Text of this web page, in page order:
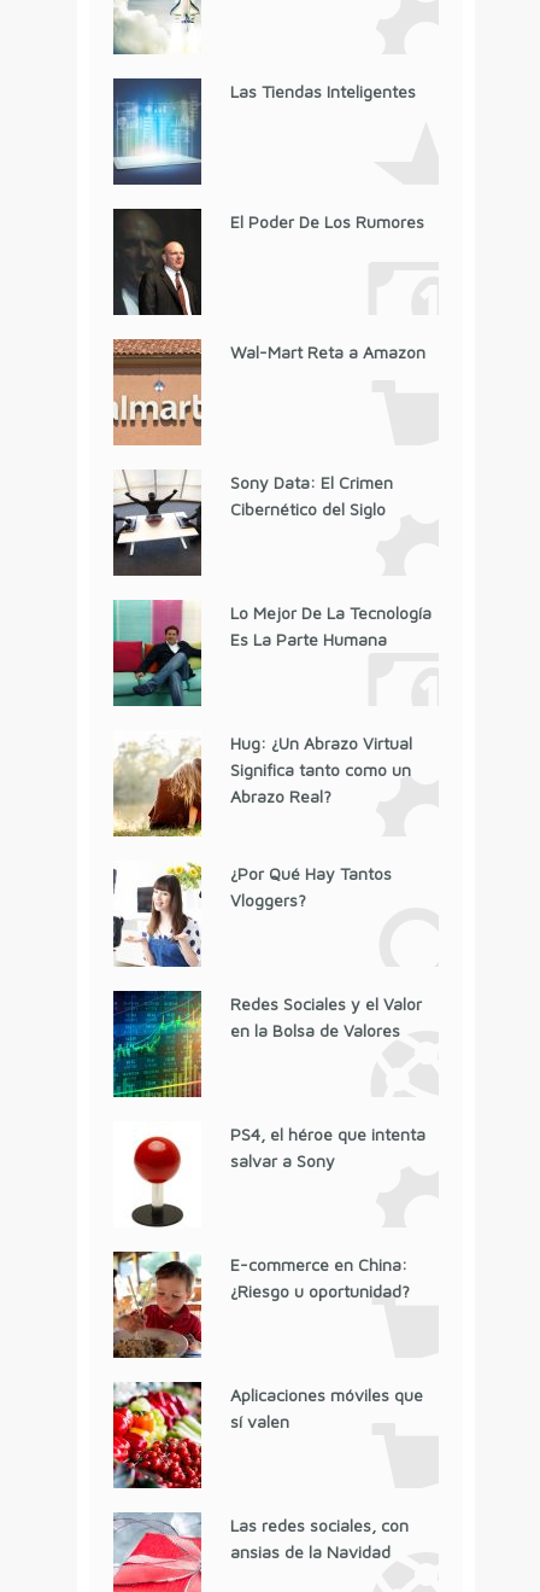
Las Tiendas Inteligentes
El Poder De Los Rumores
Wal-Mart Reta a Amazon
Sony Data: El Crimen
Cibernético del Siglo
Lo Mejor De La Tecnología
Es La Parte Humana
Hug: ¿Un Abrazo Virtual
Significa tanto como un
Abrazo Real?
¿Por Qué Hay Tantos
Vloggers?
Redes Sociales y el Valor
en la Bolsa de Valores
PS4, el héroe que intenta
salvar a Sony
E-commerce en China:
¿Riesgo u oportunidad?
Aplicaciones móviles que
sí valen
Las redes sociales, con
ansias de la Navidad